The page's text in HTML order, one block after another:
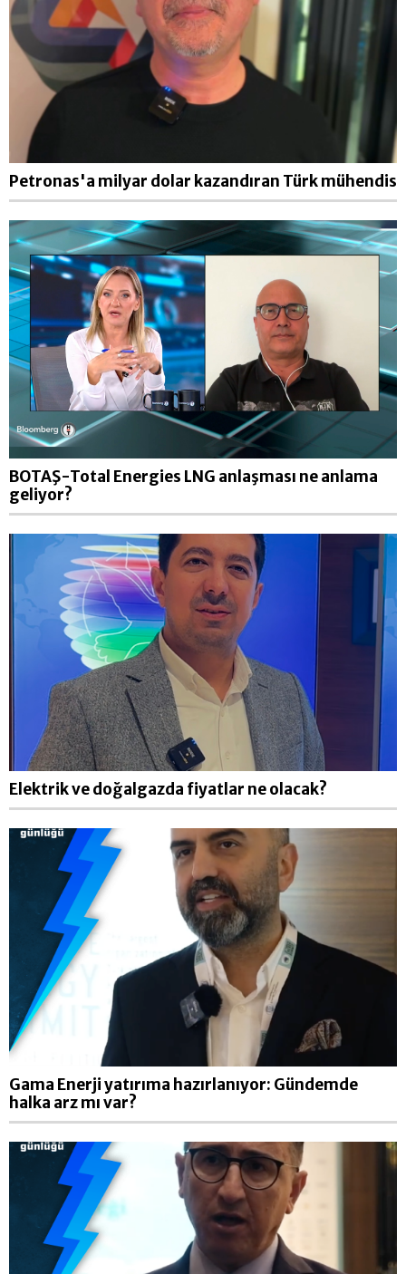
Petronas'a milyar dolar kazandıran Türk mühendis
BOTAŞ-Total Energies LNG anlaşması ne anlama
geliyor?
Elektrik ve doğalgazda fiyatlar ne olacak?
Gama Enerji yatırıma hazırlanıyor: Gündemde
halka arz mı var?